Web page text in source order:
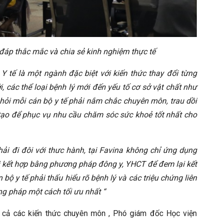
thắc mắc và chia sẻ kinh nghiệm thực tế
Y tế là một ngành đặc biệt với kiến thức thay đổi từng
các thể loại bệnh lý mới đến yếu tố cơ sở vật chất như
mỗi cán bộ y tế phải nắm chắc chuyên môn, trau dồi
để phục vụ nhu cầu chăm sóc sức khoẻ tốt nhất cho
đi đôi với thưc hành, tại Favina không chỉ ứng dụng
hợp bằng phương pháp đông y, YHCT để đem lại kết
y tế phải thấu hiểu rõ bệnh lý và các triệu chứng liên
pháp một cách tối ưu nhất “
các kiến thức chuyên môn , Phó giám đốc Học viện